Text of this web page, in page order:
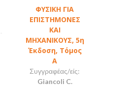
ΦΥΣΙΚΗ ΓΙΑ
ΕΠΙΣΤΗΜΟΝΕΣ
ΚΑΙ
ΜΗΧΑΝΙΚΟΥΣ, 5η
Έκδοση, Τόμος
Α
Συγγραφέας/είς:
Giancoli C.